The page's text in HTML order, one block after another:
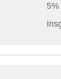
5%